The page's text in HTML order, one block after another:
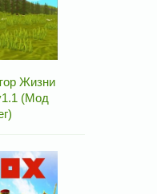
Жизни
(Мод